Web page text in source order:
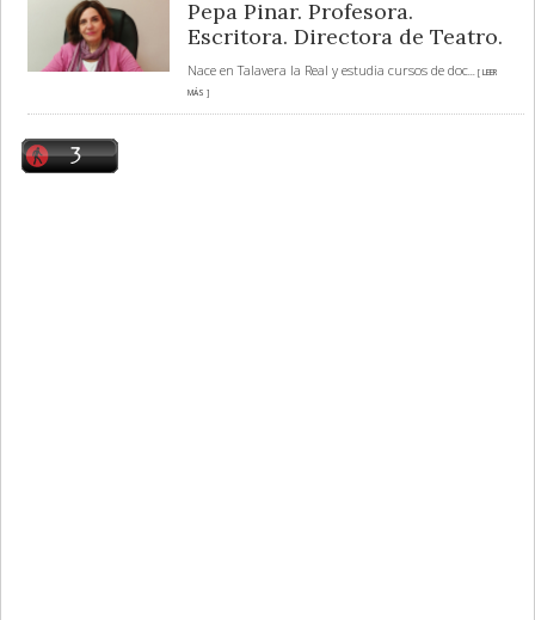
Pepa Pinar. Profesora.
Escritora. Directora de Teatro.
Nace en Talavera la Real y estudia cursos de doc... [ LEER
MÁS ]